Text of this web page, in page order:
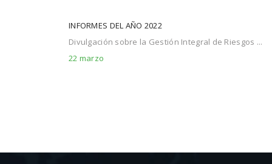
INFORMES DEL AÑO 2022
Divulgación sobre la Gestión Integral de Riesgos ...
22 marzo